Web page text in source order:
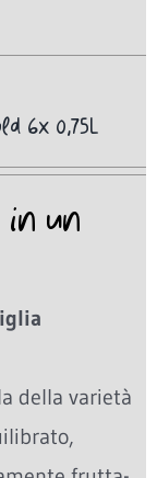
6x 0,75L
in un
della varietà